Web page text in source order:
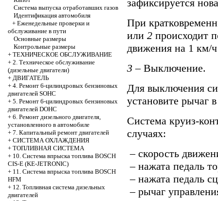
Система выпуска отработавших газов
Идентификация автомобиля
+ Еженедельные проверки и
обслуживание в пути
Основные размеры
Контрольные размеры
+ ТЕХНИЧЕСКОЕ ОБСЛУЖИВАНИЕ
+ 2. Техническое обслуживание
(дизельные двигатели)
+ ДВИГАТЕЛЬ
+ 4. Ремонт 6-цилиндровых бензиновых
двигателей SOHC
+ 5. Ремонт 6-цилиндровых бензиновых
двигателей DOHC
+ 6. Ремонт дизельного двигателя,
установленного в автомобиле
+ 7. Капитальный ремонт двигателей
+ СИСТЕМА ОХЛАЖДЕНИЯ
+ ТОПЛИВНАЯ СИСТЕМА
+ 10. Система впрыска топлива BOSCH
CIS-E (KE-JETRONIC)
+ 11. Система впрыска топлива BOSCH
HFM
+ 12. Топливная система дизельных
двигателей
зафиксируется
При
или 2 происходит
движения на 1 км/ч
3 – Выключение.
Для выключения
установите рычаг
Система круиз-
случаях:
– скорость
– нажата педаль
– нажата педаль
– рычаг